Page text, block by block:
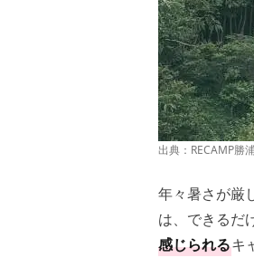
出典： RECAMP勝
年々暑さが厳
は、できるだ
感じられるキ